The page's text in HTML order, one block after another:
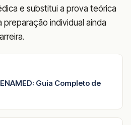
e substitui a prova teórica
preparação individual ainda
Guia Completo de